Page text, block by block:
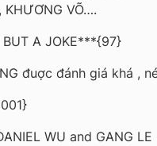
KHƯƠNG VÕ….
BUT A JOKE***{97}
đuợc đánh giá khá ,
WU and GANG